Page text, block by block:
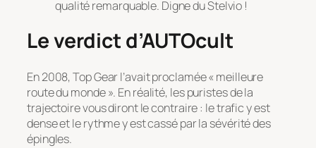
qualité remarquable. Digne du Stelvio !
Le verdict d’AUTOcult
En 2008, Top Gear l’avait proclamée « meilleure
route du monde ». En réalité, les puristes de la
trajectoire vous diront le contraire : le trafic y est
dense et le rythme y est cassé par la sévérité des
épingles.